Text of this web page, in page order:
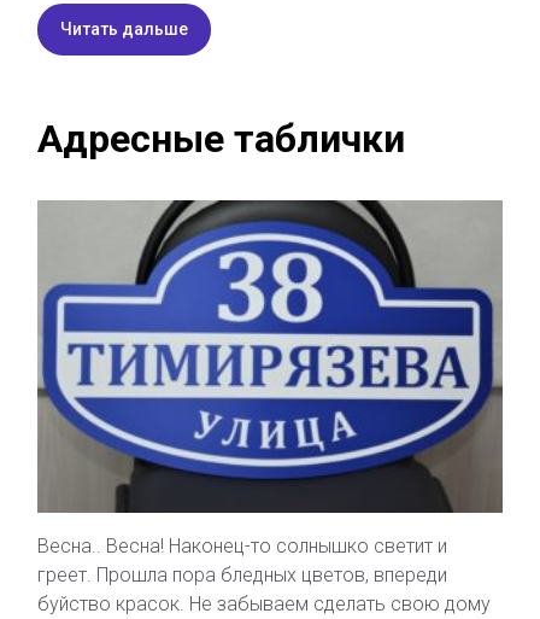
Читать дальше
Адресные таблички
Весна.. Весна! Наконец-то солнышко светит и
греет. Прошла пора бледных цветов, впереди
буйство красок. Не забываем сделать свою дому